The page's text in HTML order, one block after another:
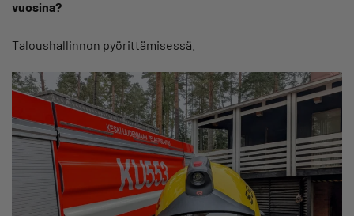
vuosina?
Taloushallinnon pyörittämisessä.